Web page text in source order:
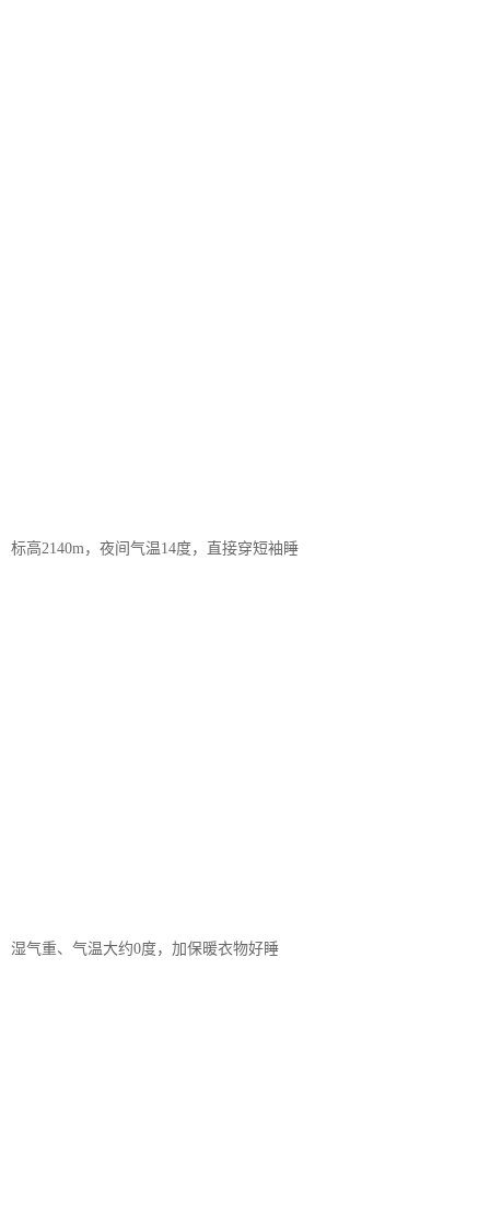
标高2140m，夜间气温14度，直接穿短袖睡
湿气重、气温大约0度，加保暖衣物好睡